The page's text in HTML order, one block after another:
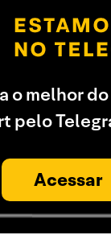
o melhor
pelo
Acessar